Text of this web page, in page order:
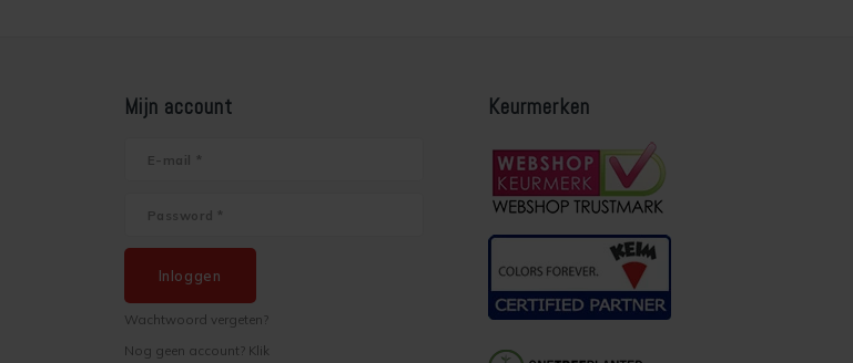
Mijn account
Inloggen
Wachtwoord vergeten?
Nog geen account? Klik
Keurmerken